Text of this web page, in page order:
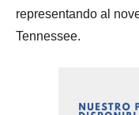
representando al
Tennessee.